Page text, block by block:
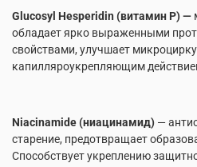
Glucosyl Hesperidin (витамин P) —
обладает ярко выраженными
свойствами, улучшает
капилляроукрепляющим
Niacinamide (ниацинамид) —
старение, предотвращает
Способствует укреплению